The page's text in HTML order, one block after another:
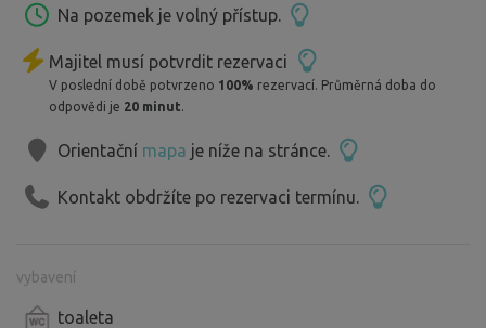
Na pozemek je volný přístup.
Majitel musí potvrdit rezervaci
V poslední době potvrzeno 100% rezervací. Průměrná doba do
odpovědi je 20 minut.
Orientační mapa je níže na stránce.
Kontakt obdržíte po rezervaci termínu.
vybavení
toaleta